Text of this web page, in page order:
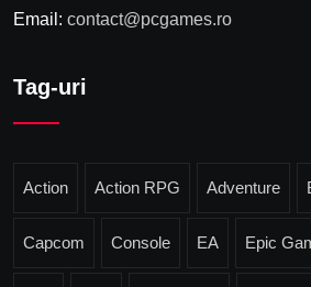
Email: contact@pcgames.ro
Tag-uri
Action Action RPG Adventure
Capcom Console EA Epic